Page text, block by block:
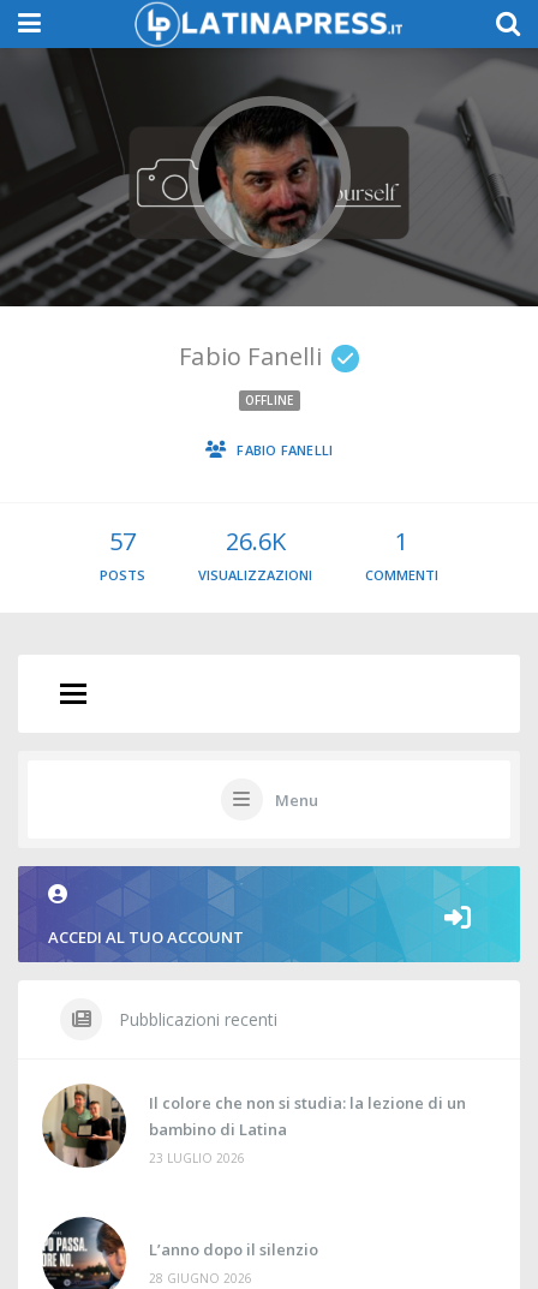
Fabio Fanelli
OFFLINE
FABIO FANELLI
57
POSTS
26.6K
VISUALIZZAZIONI
1
COMMENTI
Menu
ACCEDI AL TUO ACCOUNT
Pubblicazioni recenti
Il colore che non si studia: la lezione di un
bambino di Latina
23 LUGLIO 2026
L’anno dopo il silenzio
28 GIUGNO 2026